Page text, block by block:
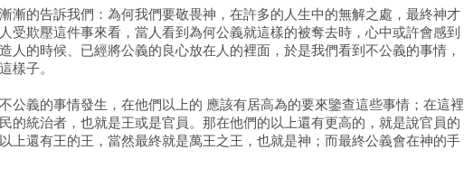
漸的告訴我們：為何我們要敬畏神，在許多的人生中的無解之處，最終神才
受欺壓這件事來看，當人看到為何公義就這樣的被奪去時，心中或許會感到
人的時候、已經將公義的良心放在人的裡面，於是我們看到不公義的事情，
樣子。
公義的事情發生，在他們以上的 應該有居高為的要來鑒查這些事情；在這裡
的統治者，也就是王或是官員。那在他們的以上還有更高的，就是說官員的
上還有王的王，當然最終就是萬王之王，也就是神；而最終公義會在神的手